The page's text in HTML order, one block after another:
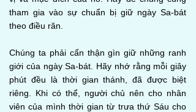
tham gia vào sự chuẩn bị giữ ngày Sa-bát
theo điều răn.
Chúng ta phải cẩn thận gìn giữ những ranh
giới của ngày Sa-bát. Hãy nhớ rằng mỗi giây
phút đều là thời gian thánh, đã được biệt
riêng. Khi có thể, người chủ nên cho nhân
viên của mình thời gian từ trưa thứ Sáu cho